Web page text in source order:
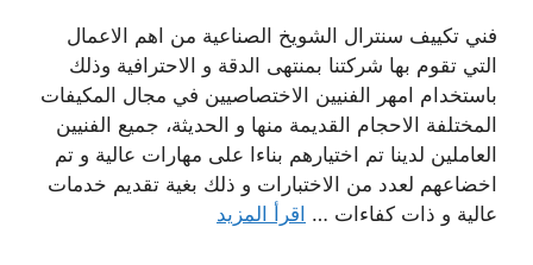
فني تكييف سنترال الشويخ الصناعية من اهم الاعمال
التي تقوم بها شركتنا بمنتهى الدقة و الاحترافية وذلك
باستخدام امهر الفنيين الاختصاصيين في مجال المكيفات
المختلفة الاحجام القديمة منها و الحديثة، جميع الفنيين
العاملين لدينا تم اختيارهم بناءا على مهارات عالية و تم
اخضاعهم لعدد من الاختبارات و ذلك بغية تقديم خدمات
عالية و ذات كفاءات … اقرأ المزيد